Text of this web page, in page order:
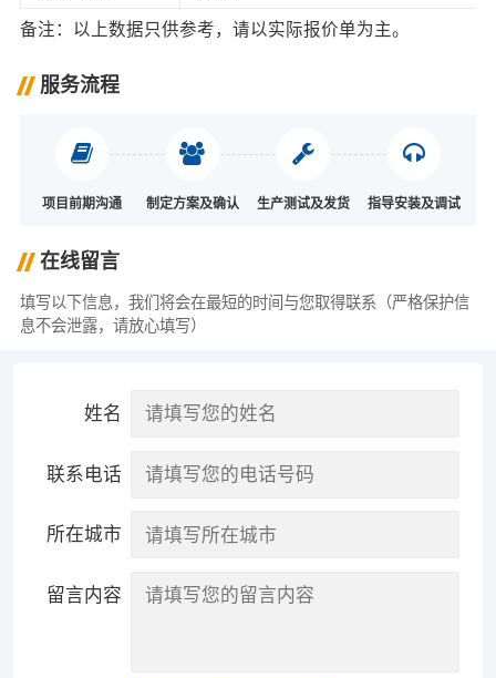
备注：以上数据只供参考，请以实际报价单为主。
服务流程
项目前期沟通 制定方案及确认 生产测试及发货 指导安装及调试
在线留言
填写以下信息，我们将会在最短的时间与您取得联系（严格保护信
息不会泄露，请放心填写）
姓名
联系电话
所在城市
留言内容